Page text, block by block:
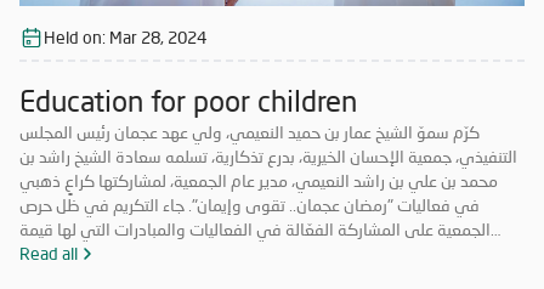
Held on: Mar 28, 2024
Education for poor children
كرّم سموّ الشيخ عمار بن حميد النعيمي، ولي عهد عجمان رئيس المجلس
التنفيذي، جمعية الإحسان الخيرية، بدرع تذكارية، تسلمه سعادة الشيخ راشد بن
محمد بن علي بن راشد النعيمي، مدير عام الجمعية، لمشاركتها كراعٍ ذهبي
في فعاليات "رمضان عجمان.. تقوى وإيمان". جاء التكريم في ظل حرص
الجمعية على المشاركة الفعّالة في الفعاليات والمبادرات التي لها قيمة
مضافة تعود على المجتمع بالخير والنفع، وهو ما تتميز به فعاليات "رمضان
Read all